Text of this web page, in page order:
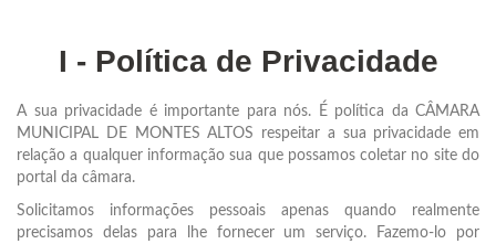
I - Política de Privacidade
A sua privacidade é importante para nós. É política da CÂMARA
MUNICIPAL DE MONTES ALTOS respeitar a sua privacidade em
relação a qualquer informação sua que possamos coletar no site do
portal da câmara.
Solicitamos informações pessoais apenas quando realmente
precisamos delas para lhe fornecer um serviço. Fazemo-lo por